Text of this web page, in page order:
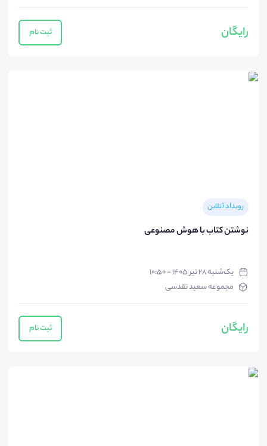
رایگان ثبت نام
رویداد آنلاین
نوشتن کتاب با هوش مصنوعی
یک‌شنبه ۲۸ تیر ۱۴۰۵ - ۱۰:۵۰
مجموعه سعید تقدسی
رایگان ثبت نام